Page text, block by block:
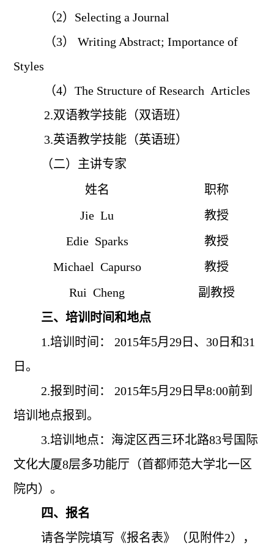
（2）Selecting a Journal
（3） Writing Abstract; Importance of
Styles
（4）The Structure of Research Articles
2.双语教学技能（双语班）
3.英语教学技能（英语班）
（二）主讲专家
姓名
职称
Jie Lu
教授
Edie Sparks
教授
Michael Capurso
教授
Rui Cheng
副教授
三、培训时间和地点
1.培训时间： 2015年5月29日、30日和31
日。
2.报到时间： 2015年5月29日早8:00前到
培训地点报到。
3.培训地点：海淀区西三环北路83号国际
文化大厦8层多功能厅（首都师范大学北一区
院内）。
四、报名
请各学院填写《报名表》（见附件2），